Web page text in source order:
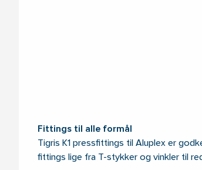
Fittings til alle formål
Tigris K1 pressfittings til Aluplex er
fittings lige fra T-stykker og vinkler til